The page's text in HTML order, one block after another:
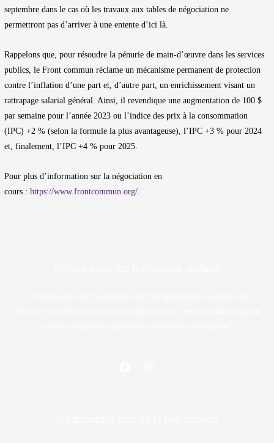
septembre dans le cas où les travaux aux tables de négociation ne
permettront pas d’arriver à une entente d’ici là.
Rappelons que, pour résoudre la pénurie de main-d’œuvre dans les services
publics, le Front commun réclame un mécanisme permanent de protection
contre l’inflation d’une part et, d’autre part, un enrichissement visant un
rattrapage salarial général. Ainsi, il revendique une augmentation de 100 $
par semaine pour l’année 2023 ou l’indice des prix à la consommation
(IPC) +2 % (selon la formule la plus avantageuse), l’IPC +3 % pour 2024
et, finalement, l’IPC +4 % pour 2025.
Pour plus d’information sur la négociation en
cours :https://www.frontcommun.org/.